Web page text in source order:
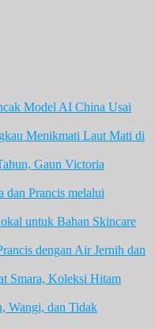
Model AI China Usai
Menikmati Laut Mati di
Gaun Victoria
dan Prancis melalui
untuk Bahan Skincare
dengan Air Jernih dan
Smara, Koleksi Hitam
Wangi, dan Tidak